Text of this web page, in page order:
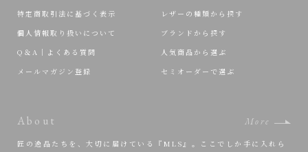
About More
匠の逸品たちを、大切に届けている『MLS』。ここでしか手に入れら
特定商取引法に基づく表示
個人情報取り扱いについて
Q＆A｜よくある質問
メールマガジン登録
レザーの種類から探す
ブランドから探す
人気商品から選ぶ
セミオーダーで選ぶ